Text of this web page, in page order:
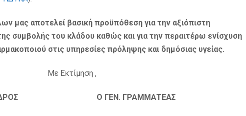
μας αποτελεί βασική προϋπόθεση για την αξιόπιστη
συμβολής του κλάδου καθώς και για την περαιτέρω ενίσχυση
στις υπηρεσίες πρόληψης και δημόσιας υγείας.
Με Εκτίμηση ,
Ο ΓΕΝ. ΓΡΑΜΜΑΤΕΑΣ